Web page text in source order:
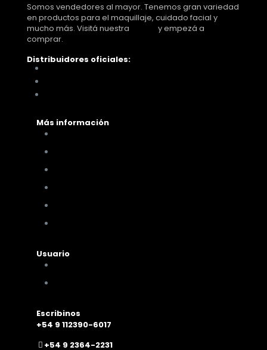
Somos vendedores al mayor. Tenemos gran variedad
en productos para el maquillaje, cuidado facial y
mucho más. Visitá nuestra
y empezá a
comprar.
Distribuidores oficiales:
Más información
Usuario
Escribinos
+54 9 112390-6017
+54 9 2364-2231